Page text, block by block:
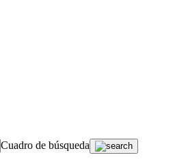
Cuadro de búsqueda